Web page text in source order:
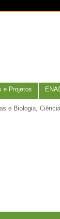
e Projetos
e Biologia,